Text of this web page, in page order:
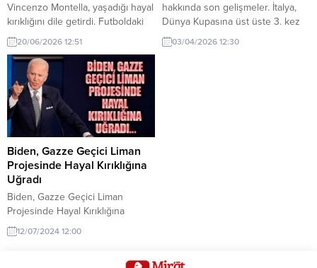
Vincenzo Montella, yaşadığı hayal
kırıklığını dile getirdi. Futboldaki
gelişmeler ve takımın durumu
hakkında önemli
değerlendirmelerde bulundu.
20/06/2026 12:51
hakkında son gelişmeler. İtalya,
Dünya Kupasına üst üste 3. kez
katılamamanın üzüntüsünü
yaşıyor. Bu durum, futbolseverler
03/04/2026 12:30
Biden, Gazze Geçici Liman
Projesinde Hayal Kırıklığına
Uğradı
Biden, Gazze Geçici Liman
Projesinde Hayal Kırıklığına
Uğradı ABD Başkanı Joe Biden,
Güney Kıbrıs Rum Yönetimi’nden
12/07/2024 12:00